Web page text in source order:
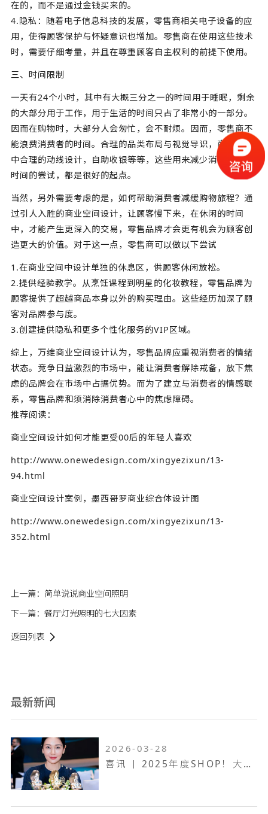
在的，而不是通过金钱买来的。
4.隐私：随着电子信息科技的发展，零售商相关电子设备的应
用，使得顾客保护与怀疑意识也增加。零售商在使用这些技术
时，需要仔细考量，并且在尊重顾客自主权利的前提下使用。
三、时间限制
一天有24个小时，其中有大概三分之一的时间用于睡眠，剩余
的大部分用于工作，用于生活的时间只占了非常小的一部分。
因而在购物时，大部分人会匆忙，会不耐烦。因而，零售商不
能浪费消费者的时间。合理的品类布局与视觉导识，商业空间
中合理的动线设计，自助收银等等，这些用来减少消费者等待
时间的尝试，都是很好的起点。
当然，另外需要考虑的是，如何帮助消费者减缓购物旅程？通
过引人入胜的商业空间设计，让顾客慢下来，在休闲的时间
中，才能产生更深入的交易，零售品牌才会更有机会为顾客创
造更大的价值。对于这一点，零售商可以做以下尝试
1.在商业空间中设计单独的休息区，供顾客休闲放松。
2.提供经验教学。从烹饪课程到明星的化妆教程，零售品牌为
顾客提供了超越商品本身以外的购买理由。这些经历加深了顾
客对品牌参与度。
3.创建提供隐私和更多个性化服务的VIP区域。
综上，万维商业空间设计认为，零售品牌应重视消费者的情绪
状态。竞争日益激烈的市场中，能让消费者解除戒备，放下焦
虑的品牌会在市场中占据优势。而为了建立与消费者的情感联
系，零售品牌和须消除消费者心中的焦虑障碍。
推荐阅读：
商业空间设计如何才能更受00后的年轻人喜欢
http://www.onewedesign.com/xingyezixun/13-
94.html
商业空间设计案例，墨西哥罗商业综合体设计图
http://www.onewedesign.com/xingyezixun/13-
352.html
上一篇： 简单说说商业空间照明
下一篇： 餐厅灯光照明的七大因素
返回列表
最新新闻
2026-03-28
喜讯 | 2025年度SHOP！大奖赛，万维设计斩获一金两银！